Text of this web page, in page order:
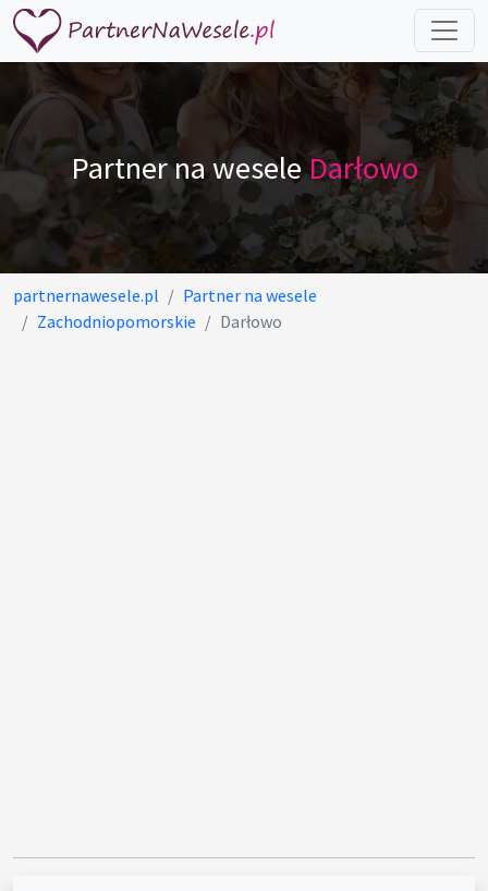
Partner na weseleDarłowo
partnernawesele.pl
Partner na wesele
Zachodniopomorskie
Darłowo